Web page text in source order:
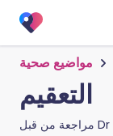
مواضيع صحية
التعقيم